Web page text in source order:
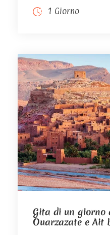
1 Giorno
Gita di un giorno
Ouarzazate e Ait